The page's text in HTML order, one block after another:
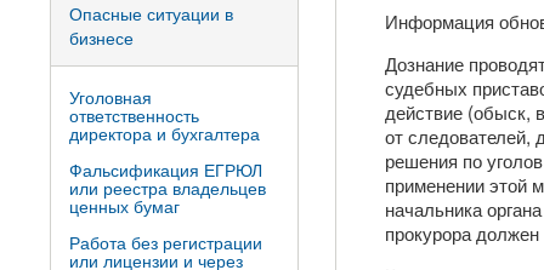
Информация
Дознание
судебных
действие (обыск,
от следователей,
решения по
применении этой
начальника
прокурора
Опасные ситуации в
бизнесе
Уголовная
ответственность
директора и бухгалтера
Фальсификация ЕГРЮЛ
или реестра владельцев
ценных бумаг
Работа без регистрации
или лицензии и через